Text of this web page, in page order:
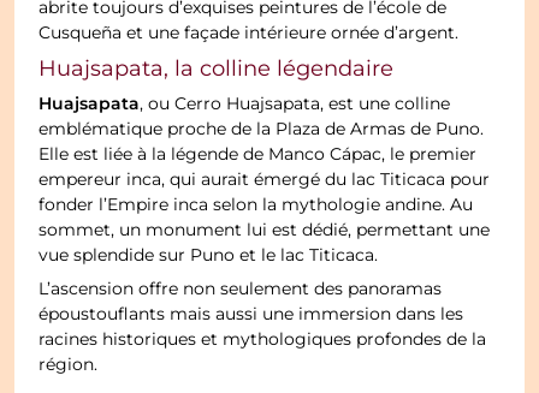
abrite toujours d’exquises peintures de l’école de
Cusqueña et une façade intérieure ornée d’argent.
Huajsapata, la colline légendaire
Huajsapata, ou Cerro Huajsapata, est une colline
emblématique proche de la Plaza de Armas de Puno.
Elle est liée à la légende de Manco Cápac, le premier
empereur inca, qui aurait émergé du lac Titicaca pour
fonder l’Empire inca selon la mythologie andine. Au
sommet, un monument lui est dédié, permettant une
vue splendide sur Puno et le lac Titicaca.
L’ascension offre non seulement des panoramas
époustouflants mais aussi une immersion dans les
racines historiques et mythologiques profondes de la
région.